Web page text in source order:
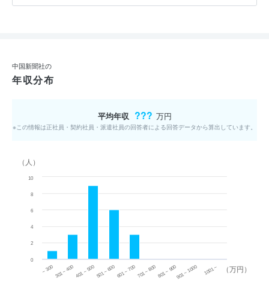
中国新聞社の
年収分布
平均年収 ??? 万円
※この情報は正社員・契約社員・派遣社員の回答者による回答データから算出しています。
（万円）
（人）
~ 300 301 ~ 400 401 ~ 500501 ~ 600601 ~ 700701 ~ 800801 ~ 900901 ~ 1000 1001 ~
0
2
4
6
8
10